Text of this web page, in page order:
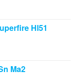
Hl51
Ma2